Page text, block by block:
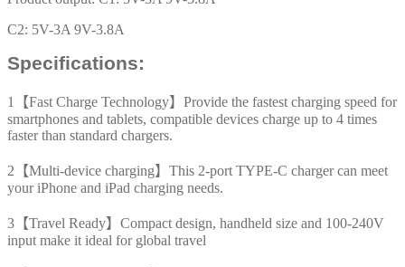
C2: 5V-3A 9V-3.8A
Specifications:
1【Fast Charge Technology】Provide the fastest charging speed for
smartphones and tablets, compatible devices charge up to 4 times
faster than standard chargers.
2【Multi-device charging】This 2-port TYPE-C charger can meet
your iPhone and iPad charging needs.
3【Travel Ready】Compact design, handheld size and 100-240V
input make it ideal for global travel